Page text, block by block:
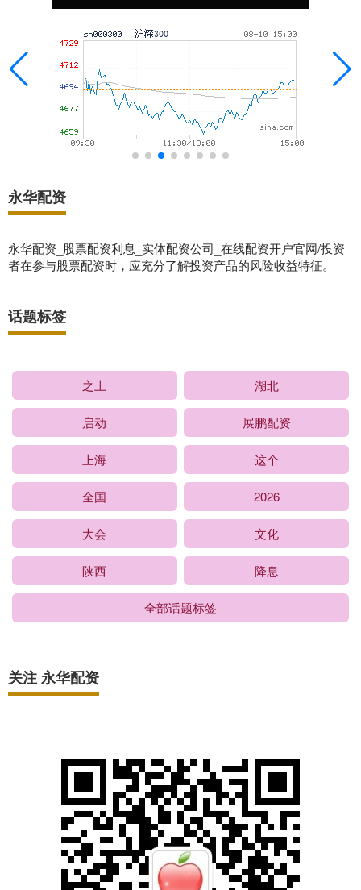
永华配资
永华配资_股票配资利息_实体配资公司_在线配资开户官网/投资
者在参与股票配资时，应充分了解投资产品的风险收益特征。
话题标签
之上 湖北
启动 展鹏配资
上海 这个
全国 2026
大会 文化
陕西 降息
全部话题标签
关注 永华配资